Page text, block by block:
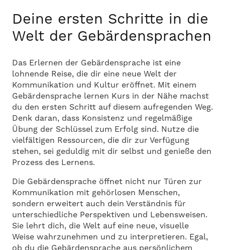
Deine ersten Schritte in die
Welt der Gebärdensprachen
Das Erlernen der Gebärdensprache ist eine
lohnende Reise, die dir eine neue Welt der
Kommunikation und Kultur eröffnet. Mit einem
Gebärdensprache lernen Kurs in der Nähe machst
du den ersten Schritt auf diesem aufregenden Weg.
Denk daran, dass Konsistenz und regelmäßige
Übung der Schlüssel zum Erfolg sind. Nutze die
vielfältigen Ressourcen, die dir zur Verfügung
stehen, sei geduldig mit dir selbst und genieße den
Prozess des Lernens.
Die Gebärdensprache öffnet nicht nur Türen zur
Kommunikation mit gehörlosen Menschen,
sondern erweitert auch dein Verständnis für
unterschiedliche Perspektiven und Lebensweisen.
Sie lehrt dich, die Welt auf eine neue, visuelle
Weise wahrzunehmen und zu interpretieren. Egal,
ob du die Gebärdensprache aus persönlichem